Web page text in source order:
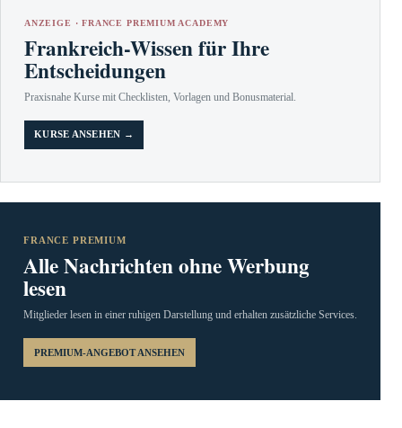
ANZEIGE · FRANCE PREMIUM ACADEMY
Frankreich-Wissen für Ihre
Entscheidungen
Praxisnahe Kurse mit Checklisten, Vorlagen und Bonusmaterial.
KURSE ANSEHEN →
FRANCE PREMIUM
Alle Nachrichten ohne Werbung
lesen
Mitglieder lesen in einer ruhigen Darstellung und erhalten zusätzliche Services.
PREMIUM-ANGEBOT ANSEHEN